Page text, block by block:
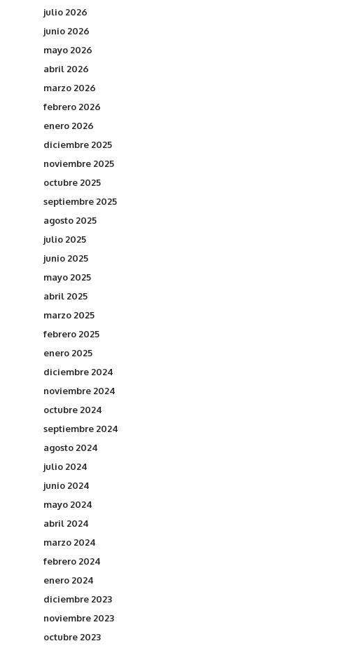
julio 2026
junio 2026
mayo 2026
abril 2026
marzo 2026
febrero 2026
enero 2026
diciembre 2025
noviembre 2025
octubre 2025
septiembre 2025
agosto 2025
julio 2025
junio 2025
mayo 2025
abril 2025
marzo 2025
febrero 2025
enero 2025
diciembre 2024
noviembre 2024
octubre 2024
septiembre 2024
agosto 2024
julio 2024
junio 2024
mayo 2024
abril 2024
marzo 2024
febrero 2024
enero 2024
diciembre 2023
noviembre 2023
octubre 2023